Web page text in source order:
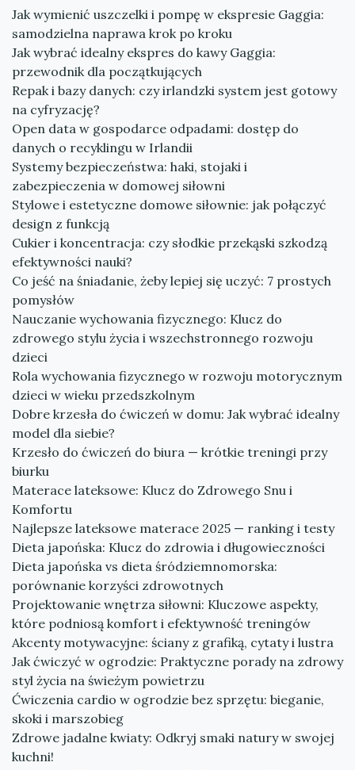
Jak wymienić uszczelki i pompę w ekspresie Gaggia:
samodzielna naprawa krok po kroku
Jak wybrać idealny ekspres do kawy Gaggia:
przewodnik dla początkujących
Repak i bazy danych: czy irlandzki system jest gotowy
na cyfryzację?
Open data w gospodarce odpadami: dostęp do
danych o recyklingu w Irlandii
Systemy bezpieczeństwa: haki, stojaki i
zabezpieczenia w domowej siłowni
Stylowe i estetyczne domowe siłownie: jak połączyć
design z funkcją
Cukier i koncentracja: czy słodkie przekąski szkodzą
efektywności nauki?
Co jeść na śniadanie, żeby lepiej się uczyć: 7 prostych
pomysłów
Nauczanie wychowania fizycznego: Klucz do
zdrowego stylu życia i wszechstronnego rozwoju
dzieci
Rola wychowania fizycznego w rozwoju motorycznym
dzieci w wieku przedszkolnym
Dobre krzesła do ćwiczeń w domu: Jak wybrać idealny
model dla siebie?
Krzesło do ćwiczeń do biura — krótkie treningi przy
biurku
Materace lateksowe: Klucz do Zdrowego Snu i
Komfortu
Najlepsze lateksowe materace 2025 — ranking i testy
Dieta japońska: Klucz do zdrowia i długowieczności
Dieta japońska vs dieta śródziemnomorska:
porównanie korzyści zdrowotnych
Projektowanie wnętrza siłowni: Kluczowe aspekty,
które podniosą komfort i efektywność treningów
Akcenty motywacyjne: ściany z grafiką, cytaty i lustra
Jak ćwiczyć w ogrodzie: Praktyczne porady na zdrowy
styl życia na świeżym powietrzu
Ćwiczenia cardio w ogrodzie bez sprzętu: bieganie,
skoki i marszobieg
Zdrowe jadalne kwiaty: Odkryj smaki natury w swojej
kuchni!